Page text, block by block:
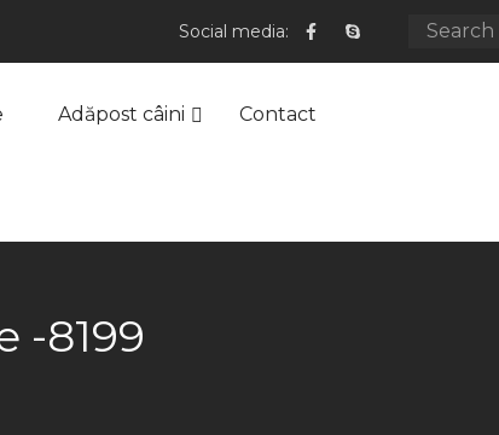
Social media:
Adăpost câini Contact
-8199